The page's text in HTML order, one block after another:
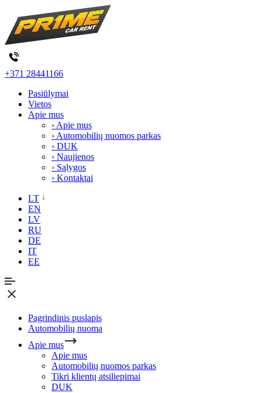
+371 28441166
Pasiūlymai
Vietos
Apie mus
› Apie mus
› Automobilių nuomos parkas
› DUK
› Naujienos
› Sąlygos
› Kontaktai
LT
EN
LV
RU
DE
IT
EE
Pagrindinis puslapis
Automobilių nuoma
Apie mus
Apie mus
Automobilių nuomos parkas
Tikri klientų atsiliepimai
DUK